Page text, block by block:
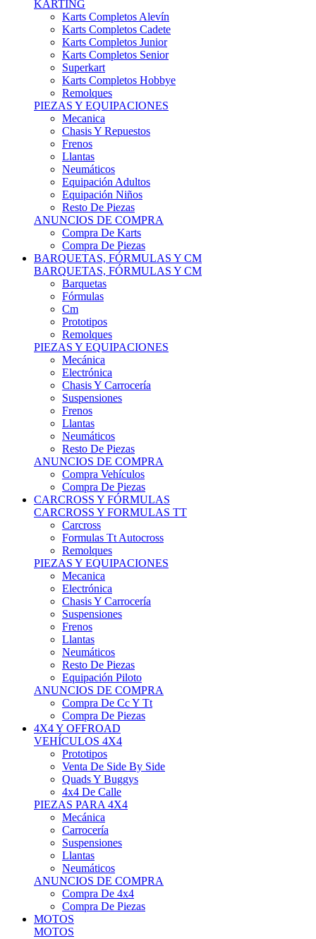
Karts Completos Cadete
Karts Completos Junior
Karts Completos Senior
Superkart
Karts Completos Hobbye
Remolques
PIEZAS Y EQUIPACIONES
Mecanica
Chasis Y Repuestos
Frenos
Llantas
Neumáticos
Equipación Adultos
Equipación Niños
Resto De Piezas
ANUNCIOS DE COMPRA
Compra De Karts
Compra De Piezas
BARQUETAS, FÓRMULAS Y CM
BARQUETAS, FÓRMULAS Y CM
Barquetas
Fórmulas
Cm
Prototipos
Remolques
PIEZAS Y EQUIPACIONES
Mecánica
Electrónica
Chasis Y Carrocería
Suspensiones
Frenos
Llantas
Neumáticos
Resto De Piezas
ANUNCIOS DE COMPRA
Compra Vehículos
Compra De Piezas
CARCROSS Y FÓRMULAS
CARCROSS Y FORMULAS TT
Carcross
Formulas Tt Autocross
Remolques
PIEZAS Y EQUIPACIONES
Mecanica
Electrónica
Chasis Y Carrocería
Suspensiones
Frenos
Llantas
Neumáticos
Resto De Piezas
Equipación Piloto
ANUNCIOS DE COMPRA
Compra De Cc Y Tt
Compra De Piezas
4X4 Y OFFROAD
VEHÍCULOS 4X4
Prototipos
Venta De Side By Side
Quads Y Buggys
4x4 De Calle
PIEZAS PARA 4X4
Mecánica
Carrocería
Suspensiones
Llantas
Neumáticos
ANUNCIOS DE COMPRA
Compra De 4x4
Compra De Piezas
MOTOS
MOTOS
Motos De Circuito